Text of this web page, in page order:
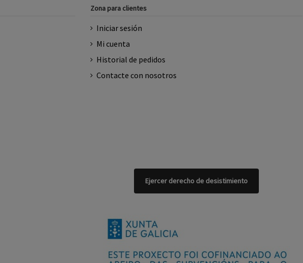
Zona para clientes
Iniciar sesión
Mi cuenta
Historial de pedidos
Contacte con nosotros
Ejercer derecho de desistimiento